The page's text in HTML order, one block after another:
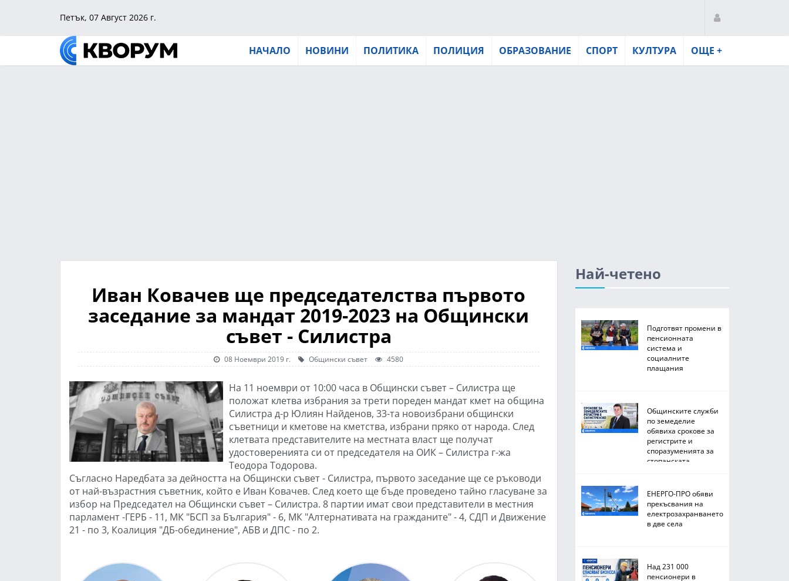
Петък, 07 Август 2026 г.
НАЧАЛО НОВИНИ ПОЛИТИКА ПОЛИЦИЯ ОБРАЗОВАНИЕ СПОРТ КУЛТУРА ОЩЕ +
Иван Ковачев ще председателства първото
заседание за мандат 2019-2023 на Общински
съвет - Силистра
08 Ноември 2019 г. Общински съвет 4580
На 11 ноември от 10:00 часа в Общински съвет – Силистра ще
положат клетва избрания за трети пореден мандат кмет на община
Силистра д-р Юлиян Найденов, 33-та новоизбрани общински
съветници и кметове на кметства, избрани пряко от народа. След
клетвата представителите на местната власт ще получат
удостоверенията си от председателя на ОИК – Силистра г-жа
Теодора Тодорова.
Съгласно Наредбата за дейността на Общински съвет - Силистра, първото заседание ще се ръководи
от най-възрастния съветник, който е Иван Ковачев. След което ще бъде проведено тайно гласуване за
избор на Председател на Общински съвет – Силистра. 8 партии имат свои представители в местния
парламент -ГЕРБ - 11, МК "БСП за България" - 6, МК "Алтернативата на гражданите" - 4, СДП и Движение
21 - по 3, Коалиция "ДБ-обединение", АБВ и ДПС - по 2.
Най-четено
Подготвят промени в
пенсионната
система и
социалните
плащания
Общинските служби
по земеделие
обявиха срокове за
регистрите и
споразуменията за
стопанската
ЕНЕРГО-ПРО обяви
прекъсвания на
електрозахранването
в две села
Над 231 000
пенсионери в